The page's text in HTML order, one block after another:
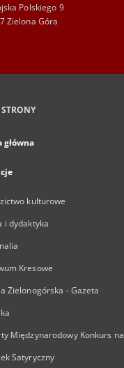
Polskiego 9
Zielona Góra
główna
kulturowe
i dydaktyka
Kresowe
Zielonogórska - Gazeta
Międzynarodowy Konkurs na
Satyryczny